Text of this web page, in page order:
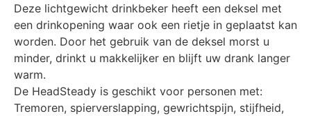
Deze lichtgewicht drinkbeker heeft een deksel met
een drinkopening waar ook een rietje in geplaatst kan
worden. Door het gebruik van de deksel morst u
minder, drinkt u makkelijker en blijft uw drank langer
warm.
De HeadSteady is geschikt voor personen met:
Tremoren, spierverslapping, gewrichtspijn, stijfheid,